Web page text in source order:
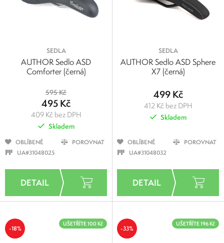
SEDLA
AUTHOR Sedlo ASD
Comforter (černá)
595 Kč
495 Kč
409 Kč bez DPH
Skladem
OBLÍBENÉ
POROVNAT
UA#31048025
SEDLA
AUTHOR Sedlo ASD Sphere
X7 (černá)
499 Kč
412 Kč bez DPH
Skladem
OBLÍBENÉ
POROVNAT
UA#31048032
-18%
UŠETŘÍTE 100 Kč
-33%
UŠETŘÍTE 196 Kč